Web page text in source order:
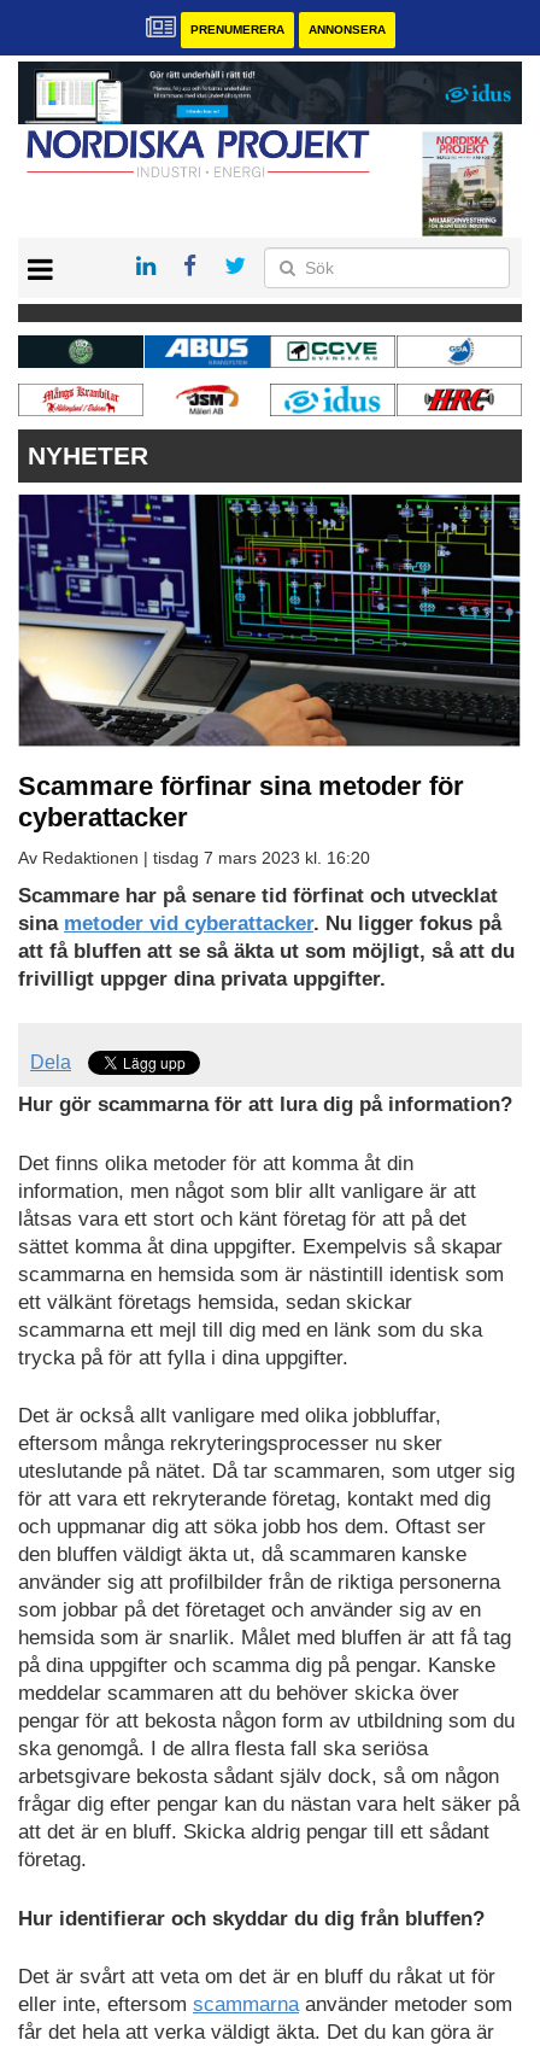
PRENUMERERA ANNONSERA
KONTAKT
VÅRA ANDRA MAGASIN
PRENUMERERA
ANNONSERA
NYHETER
Scammare förfinar sina metoder för
cyberattacker
Av Redaktionen | tisdag 7 mars 2023 kl. 16:20
Scammare har på senare tid förfinat och utvecklat
sina metoder vid cyberattacker. Nu ligger fokus på
att få bluffen att se så äkta ut som möjligt, så att du
frivilligt uppger dina privata uppgifter.
Dela
Hur gör scammarna för att lura dig på information?
Det finns olika metoder för att komma åt din
information, men något som blir allt vanligare är att
låtsas vara ett stort och känt företag för att på det
sättet komma åt dina uppgifter. Exempelvis så skapar
scammarna en hemsida som är nästintill identisk som
ett välkänt företags hemsida, sedan skickar
scammarna ett mejl till dig med en länk som du ska
trycka på för att fylla i dina uppgifter.
Det är också allt vanligare med olika jobbluffar,
eftersom många rekryteringsprocesser nu sker
uteslutande på nätet. Då tar scammaren, som utger sig
för att vara ett rekryterande företag, kontakt med dig
och uppmanar dig att söka jobb hos dem. Oftast ser
den bluffen väldigt äkta ut, då scammaren kanske
använder sig att profilbilder från de riktiga personerna
som jobbar på det företaget och använder sig av en
hemsida som är snarlik. Målet med bluffen är att få tag
på dina uppgifter och scamma dig på pengar. Kanske
meddelar scammaren att du behöver skicka över
pengar för att bekosta någon form av utbildning som du
ska genomgå. I de allra flesta fall ska seriösa
arbetsgivare bekosta sådant själv dock, så om någon
frågar dig efter pengar kan du nästan vara helt säker på
att det är en bluff. Skicka aldrig pengar till ett sådant
företag.
Hur identifierar och skyddar du dig från bluffen?
Det är svårt att veta om det är en bluff du råkat ut för
eller inte, eftersom scammarnaanvänder metoder som
får det hela att verka väldigt äkta. Det du kan göra är